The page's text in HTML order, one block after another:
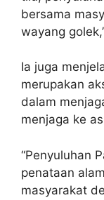
bersama
wayang
Ia juga
merupakan
dalam
menjaga ke
“Penyuluhan
penataan
masyarakat